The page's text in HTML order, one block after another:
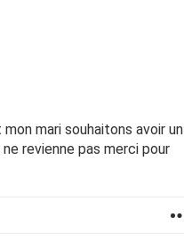
mari souhaitons avoir un
revienne pas merci pour